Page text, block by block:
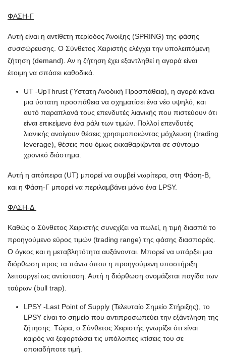
ΦΑΣΗ-Γ
Αυτή είναι η αντίθετη περίοδος Άνοιξης (SPRING) της φάσης
συσσώρευσης. Ο Σύνθετος Χειριστής ελέγχει την υπολειπόμενη
ζήτηση (demand). Αν η ζήτηση έχει εξαντληθεί η αγορά είναι
έτοιμη να σπάσει καθοδικά.
UT -UpThrust (Ύστατη Ανοδική Προσπάθεια), η αγορά κάνει
μια ύστατη προσπάθεια να σχηματίσει ένα νέο υψηλό, και
αυτό παραπλανά τους επενδυτές λιανικής που πιστεύουν ότι
είναι επικείμενο ένα ράλι των τιμών. Πολλοί επενδυτές
λιανικής ανοίγουν θέσεις χρησιμοποιώντας μόχλευση (trading
leverage), θέσεις που όμως εκκαθαρίζονται σε σύντομο
χρονικό διάστημα.
Αυτή η απόπειρα (UT) μπορεί να συμβεί νωρίτερα, στη Φάση-Β,
και η Φάση-Γ μπορεί να περιλαμβάνει μόνο ένα LPSY.
ΦΑΣΗ-Δ
Καθώς ο Σύνθετος Χειριστής συνεχίζει να πωλεί, η τιμή διασπά το
προηγούμενο εύρος τιμών (trading range) της φάσης διασποράς.
Ο όγκος και η μεταβλητότητα αυξάνονται. Μπορεί να υπάρξει μια
διόρθωση προς τα πάνω όπου η προηγούμενη υποστήριξη
λειτουργεί ως αντίσταση. Αυτή η διόρθωση ονομάζεται παγίδα των
ταύρων (bull trap).
LPSY -Last Point of Supply (Τελευταίο Σημείο Στήριξης), το
LPSY είναι το σημείο που αντιπροσωπεύει την εξάντληση της
ζήτησης. Τώρα, ο Σύνθετος Χειριστής γνωρίζει ότι είναι
καιρός να ξεφορτώσει τις υπόλοιπες κτίσεις του σε
οποιαδήποτε τιμή.